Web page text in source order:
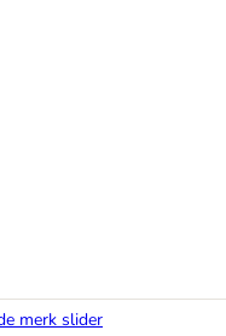
merk slider